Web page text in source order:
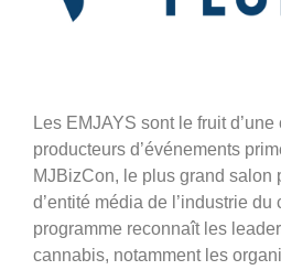
Les EMJAYS sont le fruit
producteurs d’événements
MJBizCon, le plus grand salon
d’entité média de l’industrie du
programme reconnaît les
cannabis, notamment les